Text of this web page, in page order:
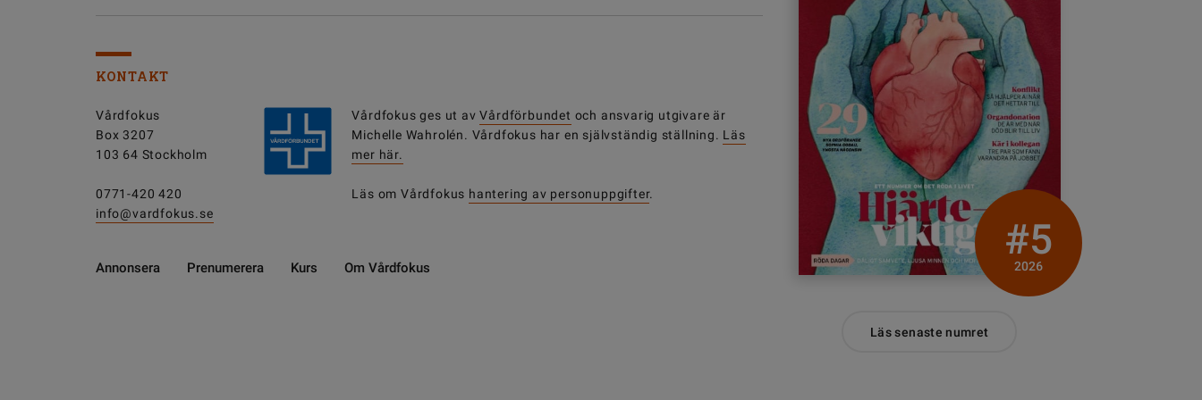
KONTAKT
Vårdfokus
Box 3207
103 64 Stockholm
0771-420 420
info@vardfokus.se
Vårdfokus ges ut avVårdförbundet och ansvarig utgivare är
Michelle Wahrolén. Vårdfokus har en självständig ställning. Läs
mer här.
Läs om Vårdfokus hantering av personuppgifter.
Annonsera Prenumerera Kurs Om Vårdfokus
#5
2026
Läs senaste numret